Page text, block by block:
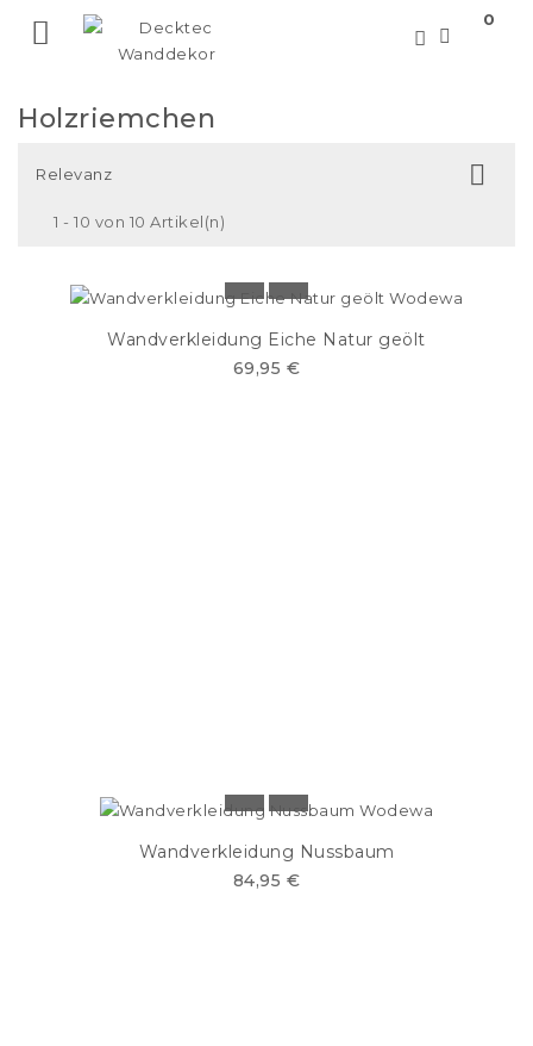
 0
Holzriemchen
Relevanz 
1 - 10 von 10 Artikel(n)
Wandverkleidung Eiche Natur geölt
69,95 €
Wandverkleidung Nussbaum
84,95 €